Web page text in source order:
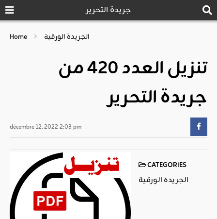
جريدة التحرير
Home الجريدة الورقية
تنزيل العدد 420 من
جريدة التحرير
décembre 12, 2022 2:03 pm
CATEGORIES
الجريدة الورقية